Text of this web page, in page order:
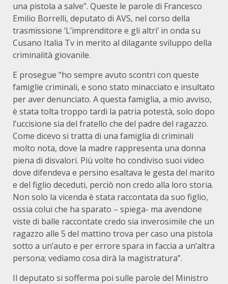
una pistola a salve”. Queste le parole di Francesco
Emilio Borrelli, deputato di AVS, nel corso della
trasmissione ‘L’imprenditore e gli altri’ in onda su
Cusano Italia Tv in merito al dilagante sviluppo della
criminalità giovanile.
E prosegue “ho sempre avuto scontri con queste
famiglie criminali, e sono stato minacciato e insultato
per aver denunciato. A questa famiglia, a mio avviso,
è stata tolta troppo tardi la patria potestà, solo dopo
l’uccisione sia del fratello che del padre del ragazzo.
Come dicevo si tratta di una famiglia di criminali
molto nota, dove la madre rappresenta una donna
piena di disvalori. Più volte ho condiviso suoi video
dove difendeva e persino esaltava le gesta del marito
e del figlio deceduti, perciò non credo alla loro storia.
Non solo la vicenda è stata raccontata da suo figlio,
ossia colui che ha sparato – spiega- ma avendone
viste di balle raccontate credo sia inverosimile che un
ragazzo alle 5 del mattino trova per caso una pistola
sotto a un’auto e per errore spara in faccia a un’altra
persona; vediamo cosa dirà la magistratura”.
Il deputato si sofferma poi sulle parole del Ministro